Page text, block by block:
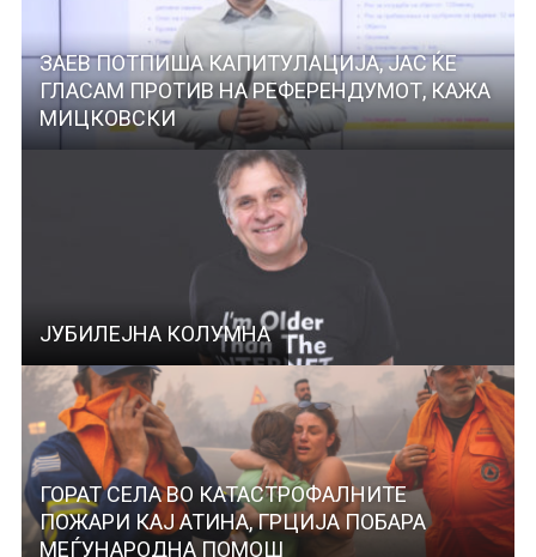
ЗАЕВ ПОТПИША КАПИТУЛАЦИЈА, ЈАС ЌЕ
ГЛАСАМ ПРОТИВ НА РЕФЕРЕНДУМОТ, КАЖА
МИЦКОВСКИ
ЈУБИЛЕЈНА КОЛУМНА
ГОРАТ СЕЛА ВО КАТАСТРОФАЛНИТЕ
ПОЖАРИ КАЈ АТИНА, ГРЦИЈА ПОБАРА
МЕЃУНАРОДНА ПОМОШ